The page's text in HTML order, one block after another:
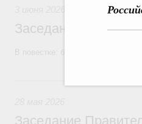
Заседание
Заседание